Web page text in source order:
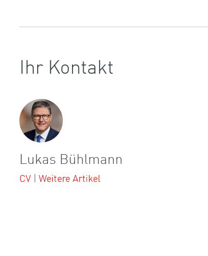
Ihr Kontakt
Lukas Bühlmann
CV | Weitere Artikel